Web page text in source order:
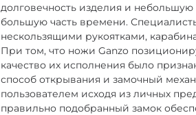
долговечность изделия и небольшую
большую часть времени.
нескользящими рукоятками,
При том, что ножи Ganzo
качество их исполнения было
способ открывания и замочный
пользователем исходя из личных
правильно подобранный замок